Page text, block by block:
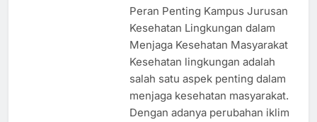
Peran Penting Kampus Jurusan
Kesehatan Lingkungan dalam
Menjaga Kesehatan Masyarakat
Kesehatan lingkungan adalah
salah satu aspek penting dalam
menjaga kesehatan masyarakat.
Dengan adanya perubahan iklim